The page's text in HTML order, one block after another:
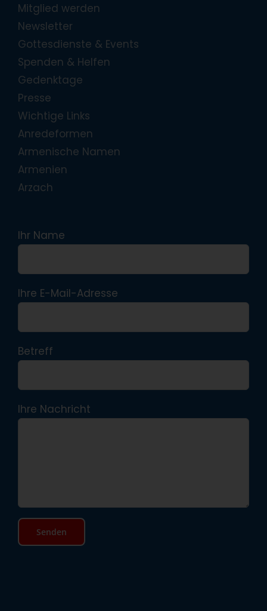
Mitglied werden
Newsletter
Gottesdienste & Events
Spenden & Helfen
Gedenktage
Presse
Wichtige Links
Anredeformen
Armenische Namen
Armenien
Arzach
Ihr Name
Ihre E-Mail-Adresse
Betreff
Ihre Nachricht